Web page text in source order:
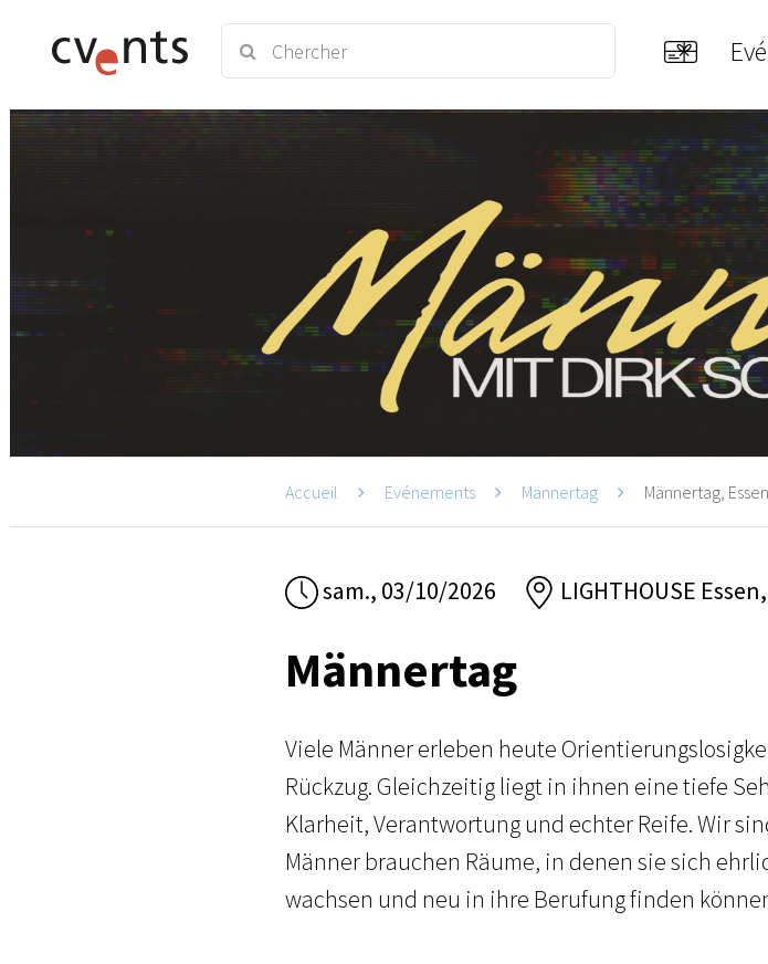
Accueil Evénements Männertag Männertag, Essen
sam., 03/10/2026 LIGHTHOUSE
Männertag
Viele Männer erleben heute
Rückzug. Gleichzeitig liegt in ihnen eine tiefe
Klarheit, Verantwortung und echter Reife. Wir
Männer brauchen Räume, in denen sie sich
wachsen und neu in ihre Berufung finden